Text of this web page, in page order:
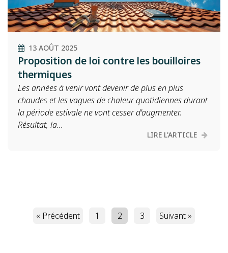
13 AOÛT 2025
Proposition de loi contre les bouilloires
thermiques
Les années à venir vont devenir de plus en plus
chaudes et les vagues de chaleur quotidiennes durant
la période estivale ne vont cesser d'augmenter.
Résultat, la...
LIRE L'ARTICLE
« Précédent 1 2 3 Suivant »